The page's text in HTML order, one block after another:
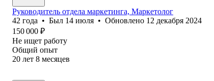
Руководитель отдела маркетинга, Маркетолог
42 года • Был 14 июля • Обновлено 12 декабря 2024
150 000 ₽
Не ищет работу
Общий опыт
20 лет 8 месяцев